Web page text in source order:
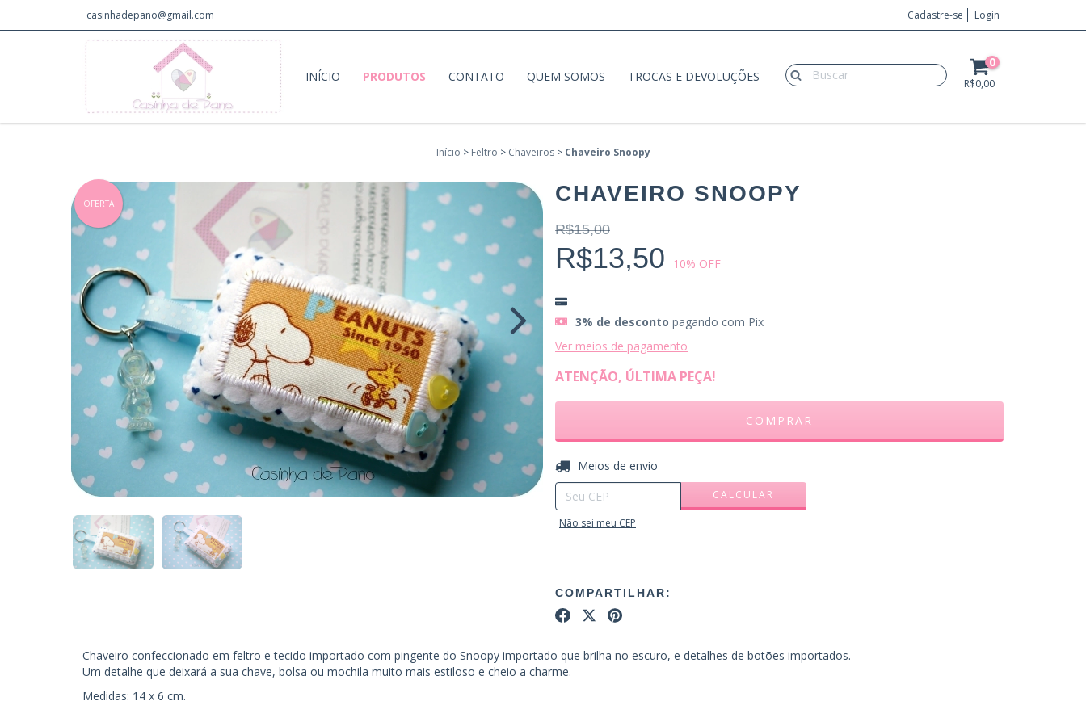
casinhadepano@gmail.com Cadastre-se Login
INÍCIO PRODUTOS CONTATO QUEM SOMOS TROCAS E DEVOLUÇÕES
0
R$0,00
Início > Feltro > Chaveiros > Chaveiro Snoopy
OFERTA CHAVEIRO SNOOPY
R$15,00
R$13,50 10% OFF
3% de desconto pagando com Pix
Ver meios de pagamento
ATENÇÃO, ÚLTIMA PEÇA!
Entregas para o CEP:
Meios de envio
CALCULAR
Não sei meu CEP
COMPARTILHAR:
Chaveiro confeccionado em feltro e tecido importado com pingente do Snoopy importado que brilha no escuro, e detalhes de botões importados.
Um detalhe que deixará a sua chave, bolsa ou mochila muito mais estiloso e cheio a charme.
Medidas: 14 x 6 cm.